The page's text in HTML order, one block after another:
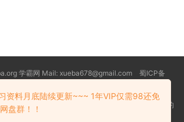
学霸网 Mail: xueba678@gmail.com 蜀ICP备
志 忘记密码本站推荐浏览器：Edge浏览器
索自互联网和网友分享,仅供大家学习交流,不对资料的
真实性和安全性负责！
资料月底陆续更新~~~ 1年VIP仅需98还免
盘群！！